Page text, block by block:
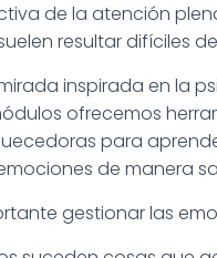
de la atención
resultar difíciles
inspirada en la
ofrecemos
para
de manera
gestionar las